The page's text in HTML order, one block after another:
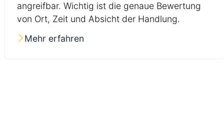
angreifbar. Wichtig ist die genaue Bewertung
von Ort, Zeit und Absicht der Handlung.
Mehr erfahren